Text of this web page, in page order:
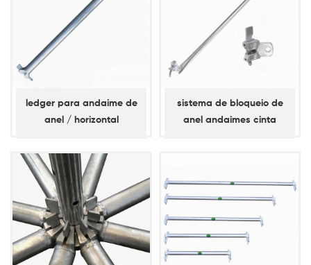
ledger para andaime de
anel / horizontal
sistema de bloqueio de
anel andaimes cinta